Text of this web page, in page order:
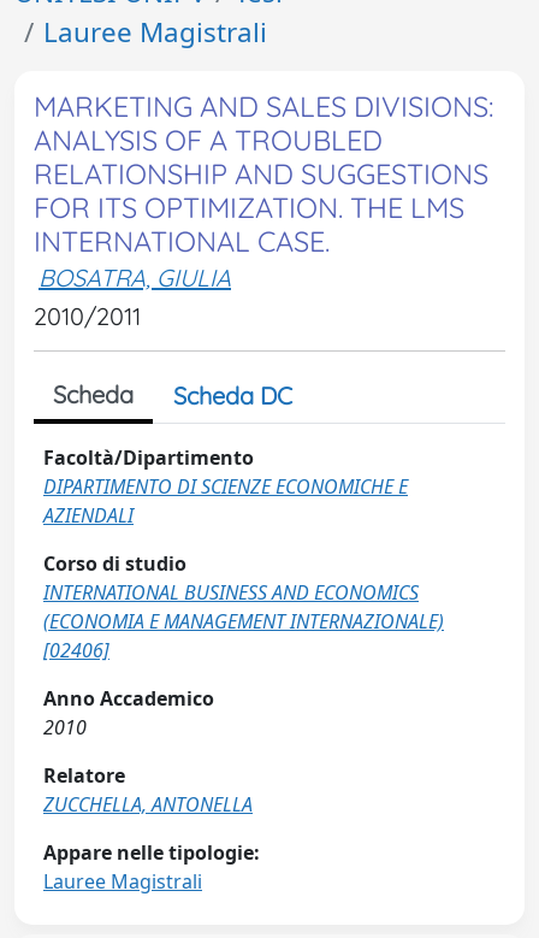
Lauree Magistrali
MARKETING AND SALES DIVISIONS:
ANALYSIS OF A TROUBLED
RELATIONSHIP AND SUGGESTIONS
FOR ITS OPTIMIZATION. THE LMS
INTERNATIONAL CASE.
BOSATRA, GIULIA
2010/2011
Scheda Scheda DC
Facoltà/Dipartimento
DIPARTIMENTO DI SCIENZE ECONOMICHE E
AZIENDALI
Corso di studio
INTERNATIONAL BUSINESS AND ECONOMICS
(ECONOMIA E MANAGEMENT INTERNAZIONALE)
[02406]
Anno Accademico
2010
Relatore
ZUCCHELLA, ANTONELLA
Appare nelle tipologie:
Lauree Magistrali